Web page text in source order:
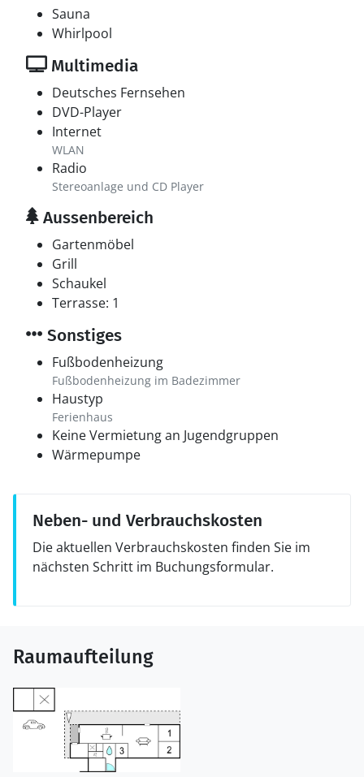
Sauna
Whirlpool
Multimedia
Deutsches Fernsehen
DVD-Player
Internet
WLAN
Radio
Stereoanlage und CD Player
Aussenbereich
Gartenmöbel
Grill
Schaukel
Terrasse: 1
Sonstiges
Fußbodenheizung
Fußbodenheizung im Badezimmer
Haustyp
Ferienhaus
Keine Vermietung an Jugendgruppen
Wärmepumpe
Neben- und Verbrauchskosten
Die aktuellen Verbrauchskosten finden Sie im
nächsten Schritt im Buchungsformular.
Raumaufteilung